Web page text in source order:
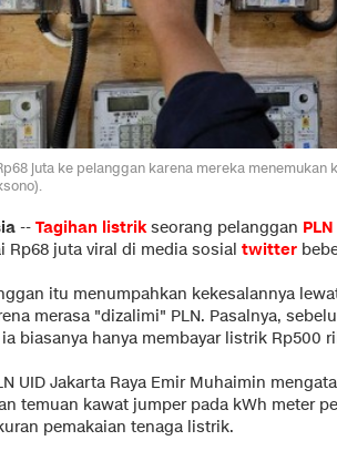
juta ke pelanggan karena mereka
-- Tagihan listrikseorang pelanggan PLN
Rp68 juta viral di media sosial twitter
itu menumpahkan kekesalannya
merasa "dizalimi" PLN. Pasalnya,
biasanya hanya membayar listrik Rp500
UID Jakarta Raya Emir Muhaimin
temuan kawat jumper pada kWh meter
pemakaian tenaga listrik.